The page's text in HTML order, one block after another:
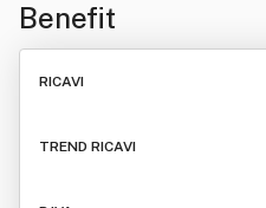
Benefit
RICAVI
TREND RICAVI